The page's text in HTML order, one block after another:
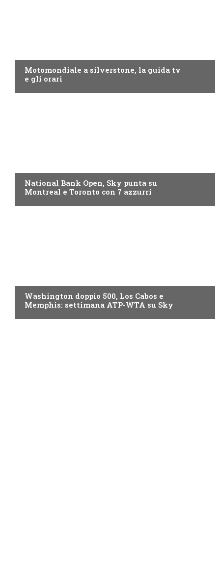
Motomondiale a silverstone, la guida tv
e gli orari
National Bank Open, Sky punta su
Montreal e Toronto con 7 azzurri
Washington doppio 500, Los Cabos e
Memphis: settimana ATP-WTA su Sky